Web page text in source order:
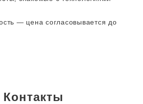
— цена согласовывается до
Контакты